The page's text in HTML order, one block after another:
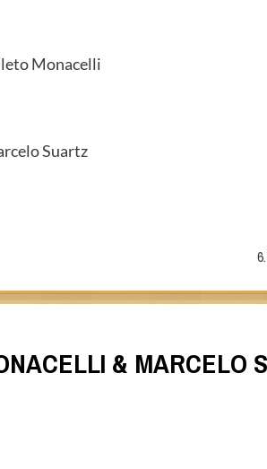
Monacelli
Suartz
& MARCELO